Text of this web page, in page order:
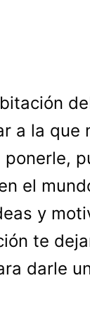
a la que
ponerle,
el
y
te
darle